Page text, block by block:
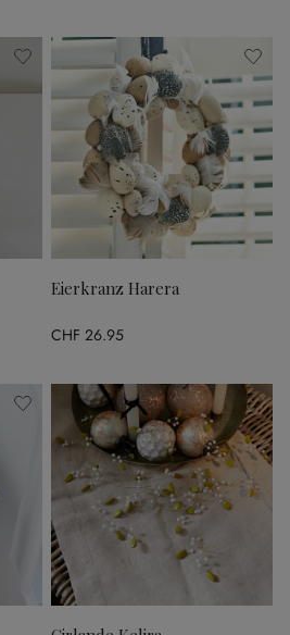
Eierkranz Harera
CHF 26.95